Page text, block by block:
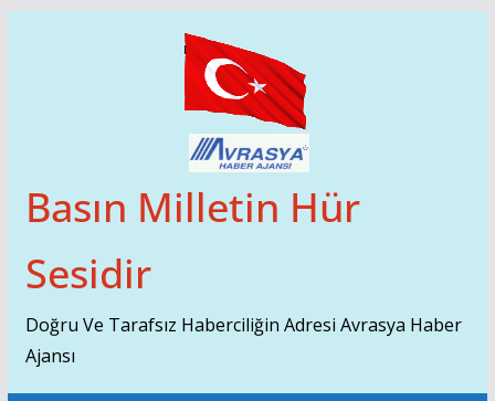
Basın Milletin Hür
Sesidir
Doğru Ve Tarafsız Haberciliğin Adresi Avrasya Haber
Ajansı